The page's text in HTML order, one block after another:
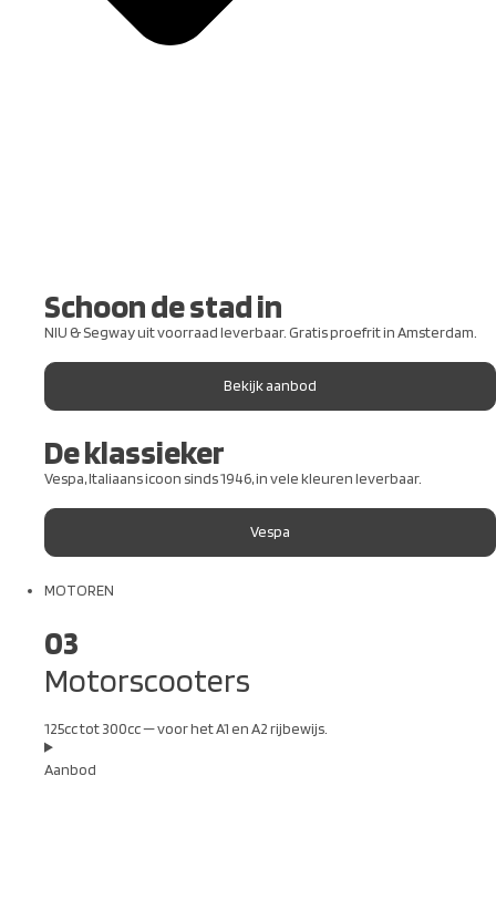
Schoon de stad in
NIU & Segway uit voorraad leverbaar. Gratis proefrit in Amsterdam.
Bekijk aanbod
De klassieker
Vespa, Italiaans icoon sinds 1946, in vele kleuren leverbaar.
Vespa
MOTOREN
03
Motorscooters
125cc tot 300cc — voor het A1 en A2 rijbewijs.
Aanbod